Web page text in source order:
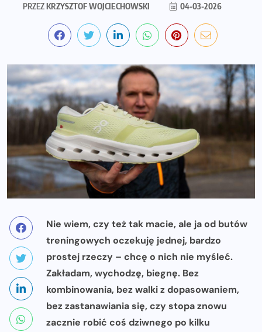
PRZEZKRZYSZTOF WOJCIECHOWSKI 04-03-2026
Nie wiem, czy też tak macie, ale ja od butów
treningowych oczekuję jednej, bardzo
prostej rzeczy – chcę o nich nie myśleć.
Zakładam, wychodzę, biegnę. Bez
kombinowania, bez walki z dopasowaniem,
bez zastanawiania się, czy stopa znowu
zacznie robić coś dziwnego po kilku